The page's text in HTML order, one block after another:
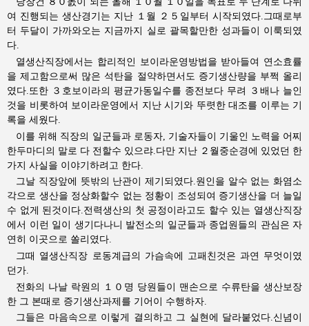
여 진행되는 생산경기는 지난 １월 ２５일부터 시작되였다.그때로부
터 두달이 가까와오는 지금까지 실로 괄목할만한 성과들이 이룩되였
다.
열생산직장에서는 합리적인 보이라운영방법을 받아들여 연소효률
을 제고함으로써 많은 석탄을 절약하면서도 증기생산량을 부쩍 올리
였다.또한 ３호보이라의 평균가동일수를 종전보다 무려 ３배나 늘인
것을 비롯하여 보이라운영에서 지난 시기와 뚜렷한 대조를 이루는 기
록을 세웠다.
이를 위해 직장의 일군들과 로동자, 기술자들이 기울인 노력을 어찌
한두마디의 말로 다 전할수 있으랴.다만 지난 ２월중순경에 있었던 한
가지 사실을 이야기하려고 한다.
그날 직장앞에 뜻밖의 난관이 제기되였다.원인을 알수 없는 화염소
각으로 생산을 정상화할수 없는 정황이 조성되여 증기생산을 더 늘일
수 없게 된것이다.전력생산의 첫 공정이라고도 할수 있는 열생산직장
에서 이런 일이 생기다나니 발전소의 일군들과 종업원들의 관심은 자
연히 이곳으로 쏠리였다.
그때 열생산직장 로동계급의 가슴속에 고패친것은 과연 무엇이였
던가.
전화의 나날 락원의 １０명 당원들이 맨손으로 수류탄을 생산보장
한 그 본때로 증기생산과제를 기어이 수행하자.
그들은 마음속으로 이렇게 결의하고 그 실현에 달라붙었다.신념이